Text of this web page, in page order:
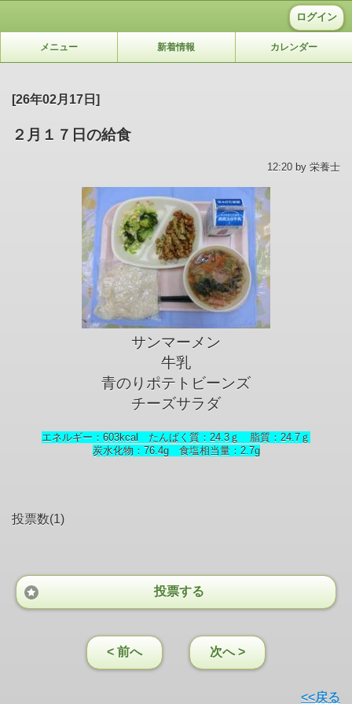
ログイン
メニュー 新着情報 カレンダー
[26年02月17日]
２月１７日の給食
12:20 by 栄養士
サンマーメン
牛乳
青のりポテトビーンズ
チーズサラダ
エネルギー：603kcal たんぱく質：24.3ｇ 脂質：24.7ｇ
炭水化物：76.4g 食塩相当量：2.7g
投票数(1)
投票する
< 前へ 次へ >
<<戻る